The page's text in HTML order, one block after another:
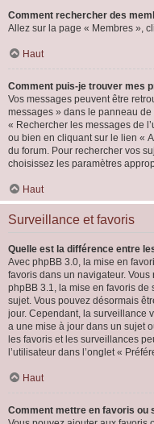
Comment rechercher des
Allez sur la page « Membres »,
Haut
Comment puis-je trouver mes
Vos messages peuvent être
messages » dans le panneau
« Rechercher les messages de
ou bien en cliquant sur le lien «
du forum. Pour rechercher vos
choisissez les paramètres
Haut
Surveillance et favoris
Quelle est la différence entre
Avec phpBB 3.0, la mise en
favoris dans un navigateur.
phpBB 3.1, la mise en favoris de
sujet. Vous pouvez désormais
jour. Cependant, la surveillance
a une mise à jour dans un sujet
les favoris et les surveillances
l’utilisateur dans l’onglet «
Haut
Comment mettre en favoris ou